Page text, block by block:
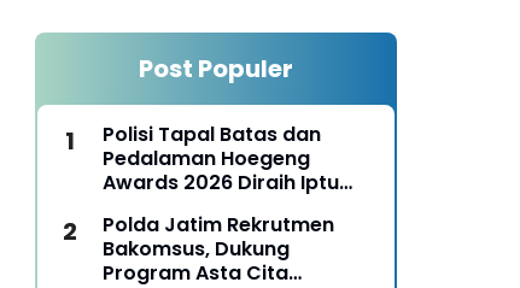
Post Populer
Polisi Tapal Batas dan
Pedalaman Hoegeng
Awards 2026 Diraih Iptu
Pengabdian Humanis di
Nduga
Polda Jatim Rekrutmen
Bakomsus, Dukung
Program Asta Cita